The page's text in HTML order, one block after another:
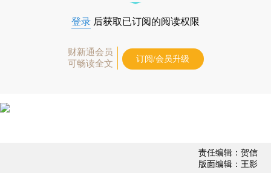
登录 后获取已订阅的阅读权限
财新通会员
可畅读全文
订阅/会员升级
责任编辑：贺信
版面编辑：王影